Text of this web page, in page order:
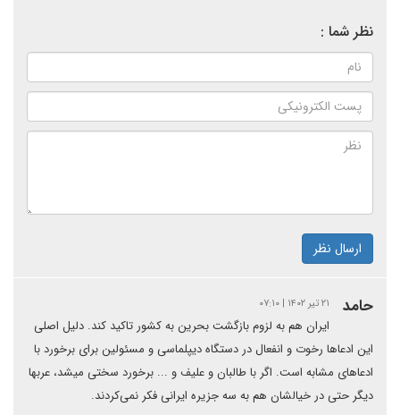
نظر شما :
ارسال نظر
حامد ۲۱ تیر ۱۴۰۲ | ۰۷:۱۰
ایران هم به لزوم بازگشت بحرین به کشور تاکید کند. دلیل اصلی
این ادعاها رخوت و انفعال در دستگاه دیپلماسی و مسئولین برای برخورد با
ادعاهای مشابه است. اگر با طالبان و علیف و ... برخورد سختی میشد، عربها
دیگر حتی در خیالشان هم به سه جزیره ایرانی فکر نمی‌کردند.